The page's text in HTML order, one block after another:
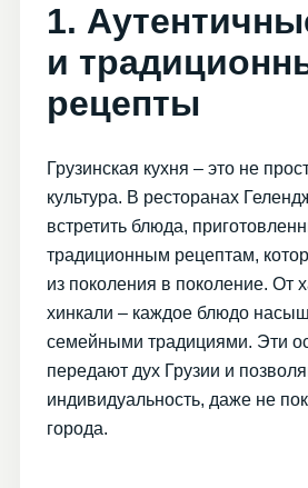
1.
и
рецепты
Грузинская кухня – это не
культура. В ресторанах
встретить блюда,
традиционным рецептам,
из поколения в поколение. От
хинкали – каждое блюдо
семейными традициями. Эти
передают дух Грузии и
индивидуальность, даже не
города.